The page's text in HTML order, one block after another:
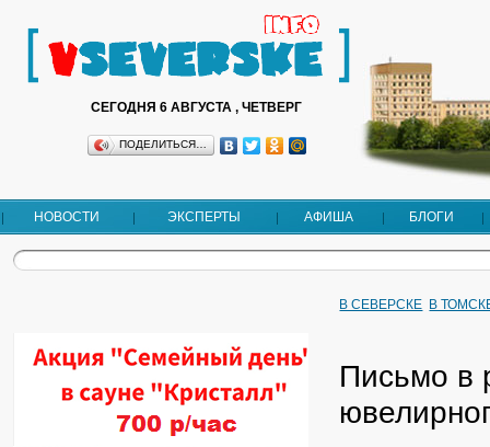
СЕГОДНЯ 6 АВГУСТА , ЧЕТВЕРГ
ПОДЕЛИТЬСЯ…
НОВОСТИ ЭКСПЕРТЫ АФИША БЛОГИ
В СЕВЕРСКЕ В
Письмо в